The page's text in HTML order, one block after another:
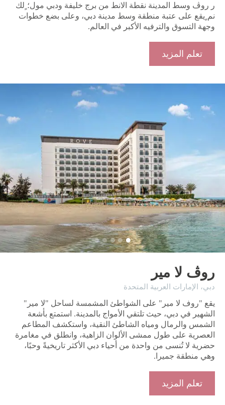
ر روڤ وسط المدينة نقطة الانط من برج خليفة ودبي مول؛ ٍلك
نم ٍيقع على عتبة منطقة وسط مدينة دبي، وعلى بضع خطوات
وجهة التسوق والترفيه الأكبر في العالم.
تعلم المزيد
روڤ لا مير
دبي، ​الإمارات العربية المتحدة
يقع "روف لا مير" على الشواطئ المشمسة لساحل "لا مير"
الشهير في دبي، حيث تلتقي الأمواج بالمدينة. استمتع بأشعة
الشمس والرمال ومياه الشاطئ النقية، واستكشف المطاعم
العصرية على طول ممشى الألوان الزاهية، وانطلق في مغامرة
حضرية لا تُنسى من واحدة من أحياء دبي الأكثر تاريخيةً وحبًا،
وهي منطقة جميرا.
تعلم المزيد